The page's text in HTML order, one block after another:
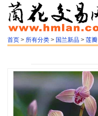
首页 > 所有分类 > 国兰新品 > 莲瓣